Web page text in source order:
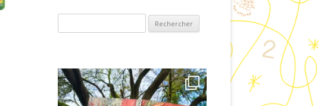
DÉCOUVRIR L’ÉCRIT
NOMBRES ET QUANTITÉS
STRUCTURATION DU TEMPS